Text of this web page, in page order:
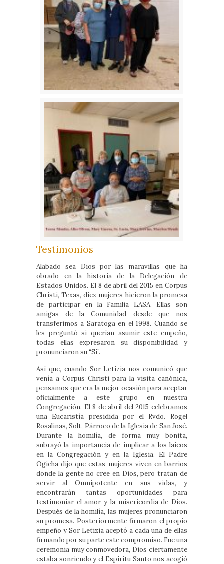
Testimonios
Alabado sea Dios por las maravillas que ha
obrado en la historia de la Delegación de
Estados Unidos. El 8 de abril del 2015 en Corpus
Christi, Texas, diez mujeres hicieron la promesa
de participar en la Familia LASA. Ellas son
amigas de la Comunidad desde que nos
transferimos a Saratoga en el 1998. Cuando se
les preguntó si querían asumir este empeño,
todas ellas expresaron su disponibilidad y
pronunciaron su “Sí”.
Así que, cuando Sor Letizia nos comunicó que
venía a Corpus Christi para la visita canónica,
pensamos que era la mejor ocasión para aceptar
oficialmente a este grupo en nuestra
Congregación. El 8 de abril del 2015 celebramos
una Eucaristía presidida por el Rvdo. Rogel
Rosalinas, Solt, Párroco de la Iglesia de San José.
Durante la homilía, de forma muy bonita,
subrayó la importancia de implicar a los laicos
en la Congregación y en la Iglesia. El Padre
Ogieha dijo que estas mujeres viven en barrios
donde la gente no cree en Dios, pero tratan de
servir al Omnipotente en sus vidas, y
encontrarán tantas oportunidades para
testimoniar el amor y la misericordia de Dios.
Después de la homilía, las mujeres pronunciaron
su promesa. Posteriormente firmaron el propio
empeño y Sor Letizia aceptó a cada una de ellas
firmando por su parte este compromiso. Fue una
ceremonia muy conmovedora, Dios ciertamente
estaba sonriendo y el Espíritu Santo nos acogió